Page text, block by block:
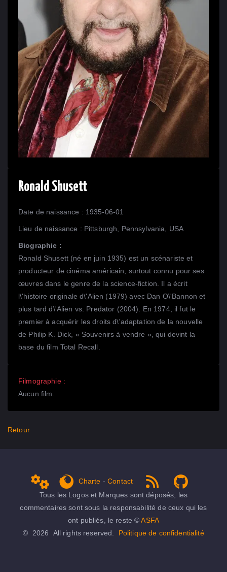
Ronald Shusett
Date de naissance : 1935-06-01
Lieu de naissance : Pittsburgh, Pennsylvania, USA
Biographie :
Ronald Shusett (né en juin 1935) est un scénariste et
producteur de cinéma américain, surtout connu pour ses
œuvres dans le genre de la science-fiction. Il a écrit
l\'histoire originale d\'Alien (1979) avec Dan O\'Bannon et
plus tard d\'Alien vs. Predator (2004). En 1974, il fut le
premier à acquérir les droits d\'adaptation de la nouvelle
de Philip K. Dick, « Souvenirs à vendre », qui devint la
base du film Total Recall.
Filmographie :
Aucun film.
Retour
get Firefox
Charte -Contact
RSS 1.0
NPDS Dune on Github ...
Tous les Logos et Marques sont déposés, les
commentaires sont sous la responsabilité de ceux qui les
ont publiés, le reste ©ASFA
© 2026 All rights reserved. Politique de confidentialité